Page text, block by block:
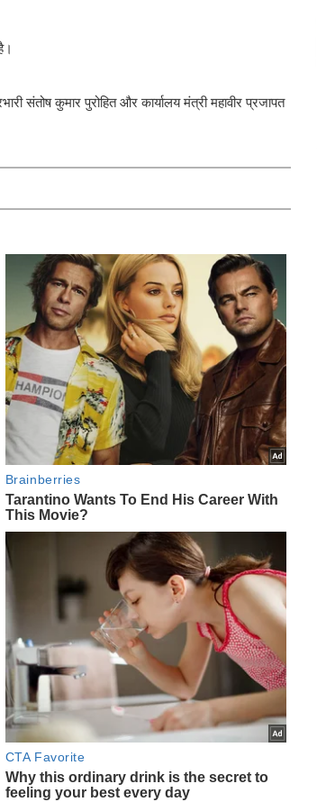
संतोष कुमार पुरोहित और कार्यालय मंत्री महावीर प्रजापत